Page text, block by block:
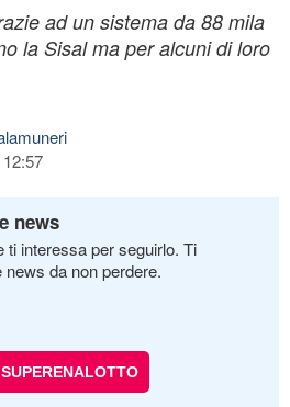
ad un sistema da 88 mila
la Sisal ma per alcuni di loro
news
ti interessa per seguirlo. Ti
da non perdere.